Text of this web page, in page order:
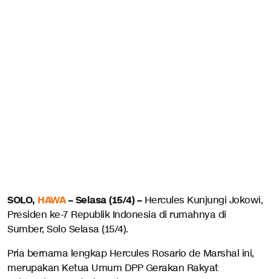
SOLO, HAWA– Selasa (15/4) –Hercules Kunjungi Jokowi,
Presiden ke-7 Republik Indonesia di rumahnya di
Sumber, Solo Selasa (15/4).
Pria bernama lengkap Hercules Rosario de Marshal ini,
merupakan Ketua Umum DPP Gerakan Rakyat